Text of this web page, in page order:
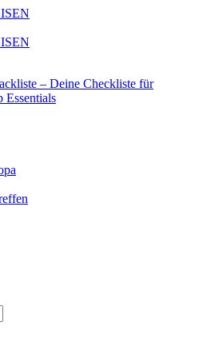
– Deine Checkliste für
Essentials